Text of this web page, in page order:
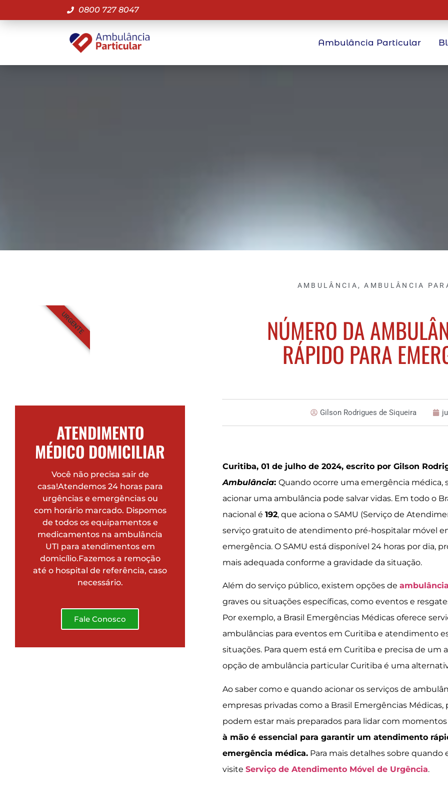
0800 727 8047
Ambulância Particular
ATENDIMENTO
MÉDICO DOMICILIAR
Você não precisa sair de
casa!Atendemos 24 horas para
urgências e emergências ou
com horário marcado. Dispomos
de todos os equipamentos e
medicamentos na ambulância
UTI para atendimentos em
domicílio.Fazemos a remoção
até o hospital de referência, caso
necessário.
Fale Conosco
URGENTE
AMBULÂNCIA ,AMBULÂNCIA
NÚMERO DA
RÁPIDO PARA
Gilson Rodrigues de Siqueira
Curitiba, 01 de julho de 2024, escrito por Gilson
Ambulância:Quando ocorre uma emergência médica,
acionar uma ambulância pode salvar vidas. Em todo o
nacional é192, que aciona o SAMU (Serviço de
serviço gratuito de atendimento pré-hospitalar móvel
emergência. O SAMU está disponível 24 horas por dia,
mais adequada conforme a gravidade da situação.
Além do serviço público, existem opções de
graves ou situações específicas, como eventos e
Por exemplo, a Brasil Emergências Médicas oferece
ambulâncias para eventos em Curitiba e atendimento
situações. Para quem está em Curitiba e precisa de um
opção de ambulância particular Curitiba é uma
Ao saber como e quando acionar os serviços de
empresas privadas como a Brasil Emergências
podem estar mais preparados para lidar com
à mão é essencial para garantir um atendimento
emergência médica. Para mais detalhes sobre quando
visiteServiço de Atendimento Móvel de Urgência.